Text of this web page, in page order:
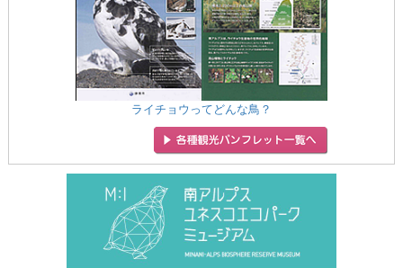
ライチョウってどんな鳥？